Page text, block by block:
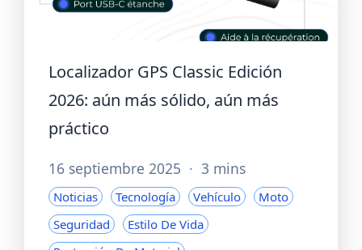
Localizador GPS Classic Edición
2026: aún más sólido, aún más
práctico
16 septiembre 2025 · 3 mins
Noticias Tecnología Vehículo
Moto
Seguridad
Estilo De Vida